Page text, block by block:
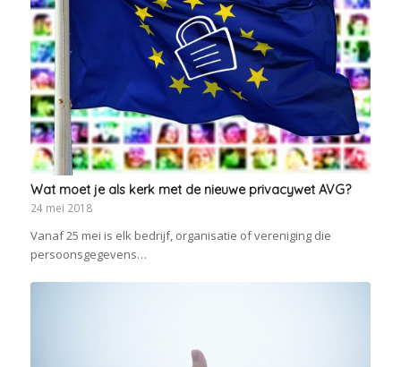
Wat moet je als kerk met de nieuwe privacywet AVG?
24 mei 2018
Vanaf 25 mei is elk bedrijf, organisatie of vereniging die
persoonsgegevens…